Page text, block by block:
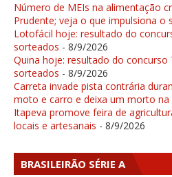
Número de MEIs na alimentação
Prudente; veja o que impulsiona o
Lotofácil hoje: resultado do
sorteados - 8/9/2026
Quina hoje: resultado do concurso
sorteados - 8/9/2026
Carreta invade pista contrária
moto e carro e deixa um morto na
Itapeva promove feira de
locais e artesanais - 8/9/2026
BRASILEIRÃO SÉRIE A